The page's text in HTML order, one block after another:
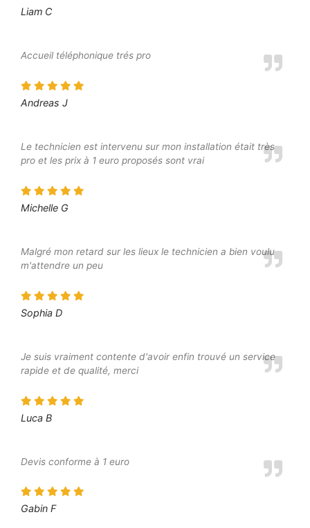
Liam C
Accueil téléphonique trés pro
Andreas J
Le technicien est intervenu sur mon installation était très
pro et les prix à 1 euro proposés sont vrai
Michelle G
Malgré mon retard sur les lieux le technicien a bien voulu
m'attendre un peu
Sophia D
Je suis vraiment contente d'avoir enfin trouvé un service
rapide et de qualité, merci
Luca B
Devis conforme à 1 euro
Gabin F